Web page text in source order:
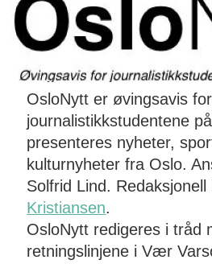
OsloNytt er øvingsavis for
journalistikkstudentene
presenteres nyheter,
kulturnyheter fra Oslo.
Solfrid Lind. Redaksjonell
Kristiansen.
OsloNytt redigeres i tråd
retningslinjene i Vær